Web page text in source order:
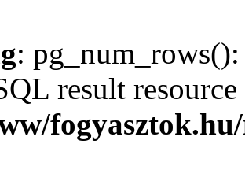
:
result